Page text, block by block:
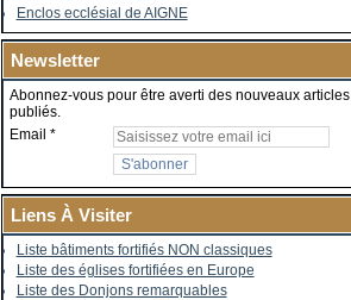
Enclos ecclésial de AIGNE
Newsletter
Abonnez-vous pour être averti des nouveaux articles
publiés.
Email
Liens À Visiter
Liste bâtiments fortifiés NON classiques
Liste des églises fortifiées en Europe
Liste des Donjons remarquables